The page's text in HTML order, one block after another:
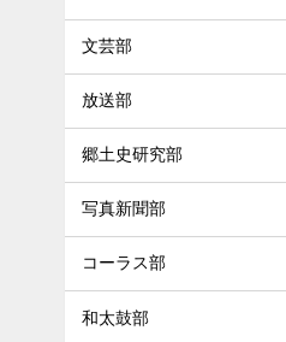
文芸部
放送部
郷土史研究部
写真新聞部
コーラス部
和太鼓部